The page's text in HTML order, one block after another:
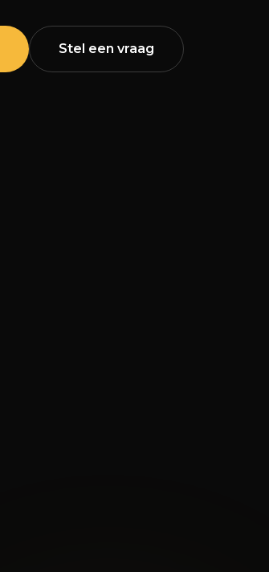
Stel een vraag